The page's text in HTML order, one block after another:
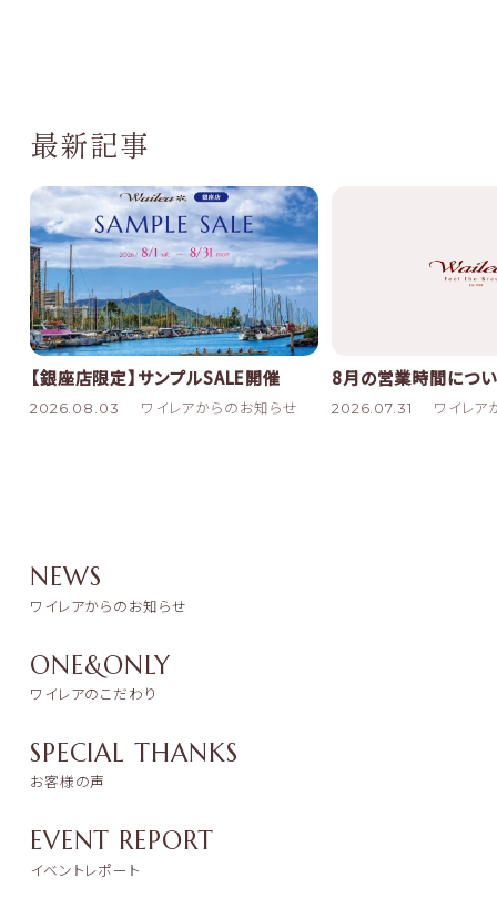
NEWS
ワイレアからのお知らせ
ONE&ONLY
ワイレアのこだわり
SPECIAL THANKS
お客様の声
EVENT REPORT
イベントレポート
最新記事
【銀座店限定】サンプルSALE開催
2026.08.03 ワイレアからのお知らせ
8月の営業時間につ
2026.07.31 ワイレア